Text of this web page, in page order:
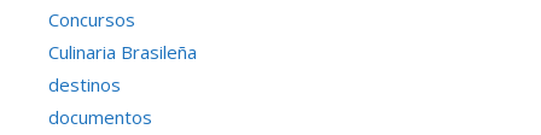
Concursos
Culinaria Brasileña
destinos
documentos